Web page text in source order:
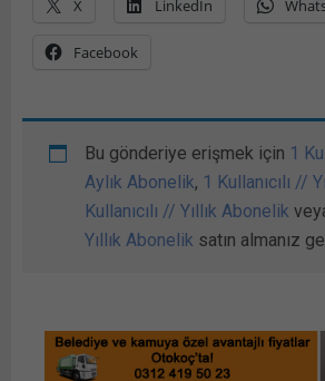
X LinkedIn
Facebook
Bu gönderiye erişmek için 1
Aylık Abonelik, 1 Kullanıcılı //
Kullanıcılı // Yıllık Abonelik
Yıllık Abonelik satın almanız